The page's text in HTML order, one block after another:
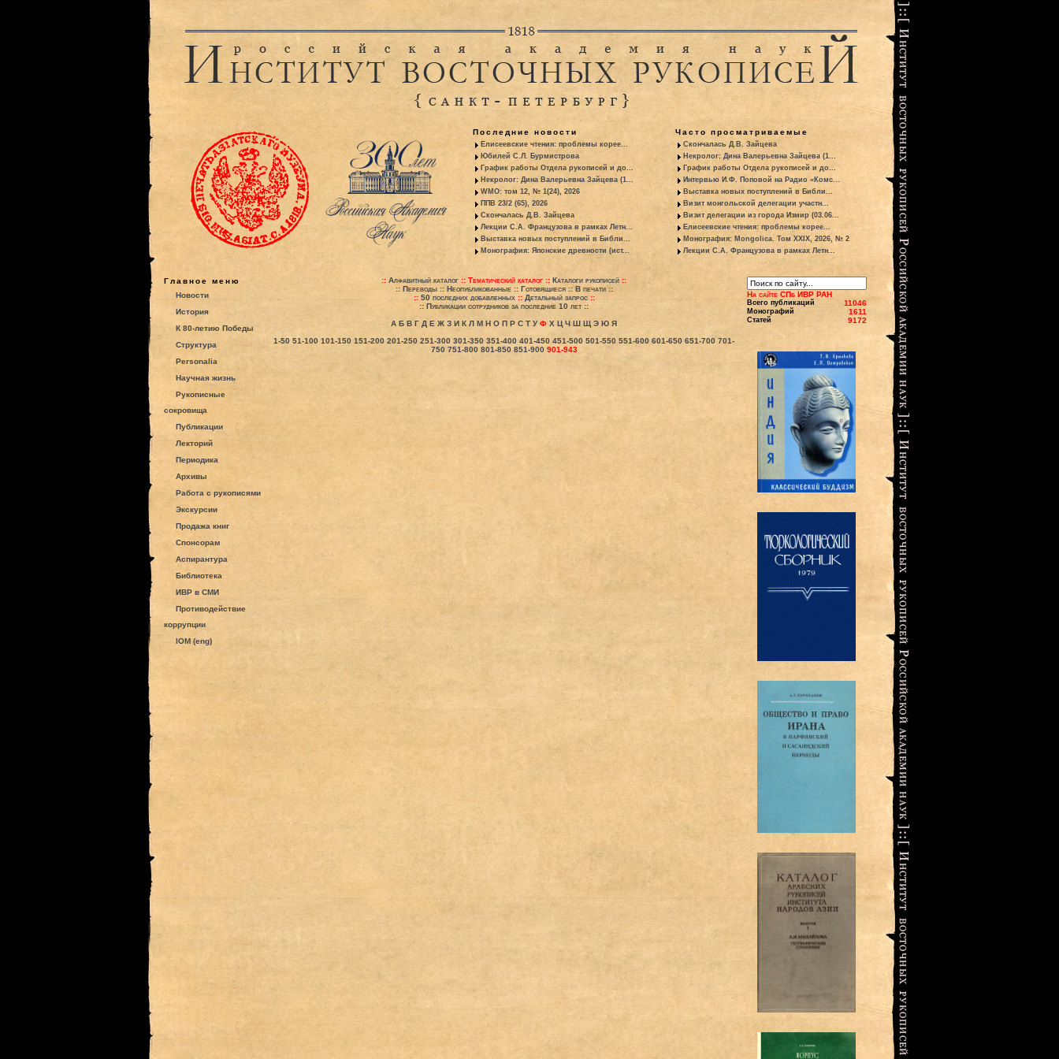
Последние новости
Елисеевские чтения: проблемы корее...
Юбилей С.Л. Бурмистрова
График работы Отдела рукописей и до...
Некролог: Дина Валерьевна Зайцева (1...
WMO: том 12, № 1(24), 2026
ППВ 23/2 (65), 2026
Скончалась Д.В. Зайцева
Лекции С.А. Французова в рамках Летн...
Выставка новых поступлений в Библи...
Монография: Японские древности (ист...
Часто просматриваемые
Скончалась Д.В. Зайцева
Некролог: Дина Валерьевна Зайцева (1...
График работы Отдела рукописей и до...
Интервью И.Ф. Поповой на Радио «Комс...
Выставка новых поступлений в Библи...
Визит монгольской делегации участн...
Визит делегации из города Измир (03.06...
Елисеевские чтения: проблемы корее...
Монография: Mongolica. Том XXIX, 2026, № 2
Лекции С.А. Французова в рамках Летн...
Главное меню
Новости
История
К 80-летию Победы
Структура
Personalia
Научная жизнь
Рукописные
сокровища
Публикации
Лекторий
Периодика
Архивы
Работа с рукописями
Экскурсии
Продажа книг
Спонсорам
Аспирантура
Библиотека
ИВР в СМИ
Противодействие
коррупции
IOM (eng)
:: Алфавитный каталог :: Тематический каталог :: Каталоги рукописей ::
:: Переводы:: Неопубликованные:: Готовящиеся:: В печати::
:: 50 последних добавленных:: Детальный запрос::
:: Публикации сотрудников за последние 10 лет::
А Б В Г Д Е Ж З И К Л М Н О П Р С Т У Ф Х Ц Ч Ш Щ Э Ю Я
1-50 51-100 101-150 151-200 201-250 251-300 301-350 351-400 401-450 451-500 501-550 551-600 601-650 651-700 701-
750 751-800 801-850 851-900 901-943
На сайте СПб ИВР РАН
Всего публикаций 11046
Монографий 1611
Статей 9172